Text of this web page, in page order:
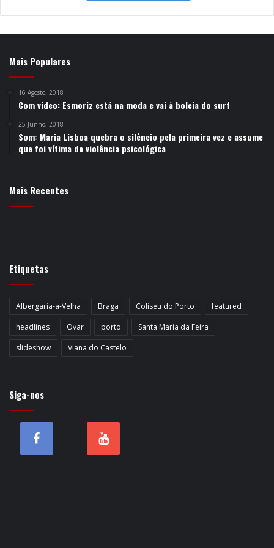
Mais Populares
16 Agosto, 2018
Com vídeo: Esmoriz está na moda e vai à boleia do surf
25 Junho, 2018
Som: Maria Lisboa quebra o silêncio pela primeira vez e assume
que foi vítima de violência psicológica
Mais Recentes
Etiquetas
Albergaria-a-Velha Braga Coliseu do Porto
featured
headlines
Ovar porto
Santa Maria da Feira
slideshow
Viana do Castelo
Siga-nos